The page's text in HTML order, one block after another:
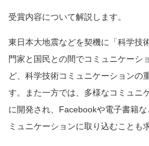
受賞内容について解説します。
東日本大地震などを契機に「科学技
門家と国民との間でコミュニケーシ
ど、科学技術コミュニケーションの
す。また一方では、多様なコミュニ
に開発され、Facebookや電子書籍
ミュニケーションに取り込むことも